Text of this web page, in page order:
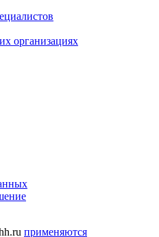
организациях
применяются